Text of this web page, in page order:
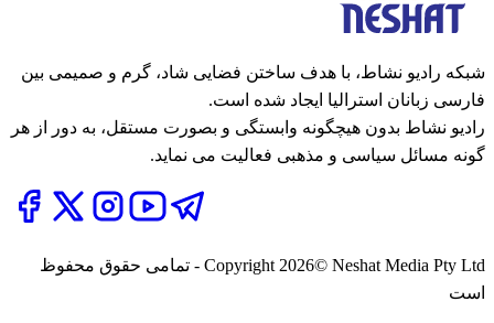
شبکه رادیو نشاط، با هدف ساختن فضایی شاد، گرم و صمیمی بین
فارسی زبانان استرالیا ایجاد شده است.
رادیو نشاط بدون هیچگونه وابستگی و بصورت مستقل، به دور از هر
گونه مسائل سیاسی و مذهبی فعالیت می نماید.
Copyright 2026
© Neshat Media Pty Ltd - تمامی حقوق محفوظ
است